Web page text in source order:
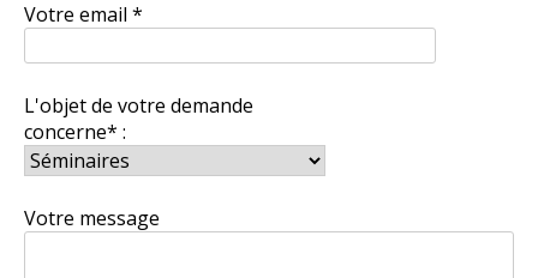
Votre email *
L'objet de votre demande
concerne* :
Votre message